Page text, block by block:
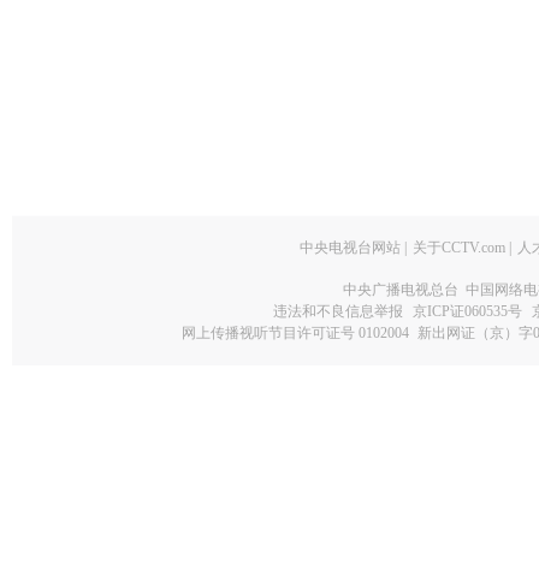
中央电视台网站 关于CCTV.com 人
中央广播电视总台 中国网络
违法和不良信息举报
京ICP证060535号
网上传播视听节目许可证号 0102004 新出网证（京）